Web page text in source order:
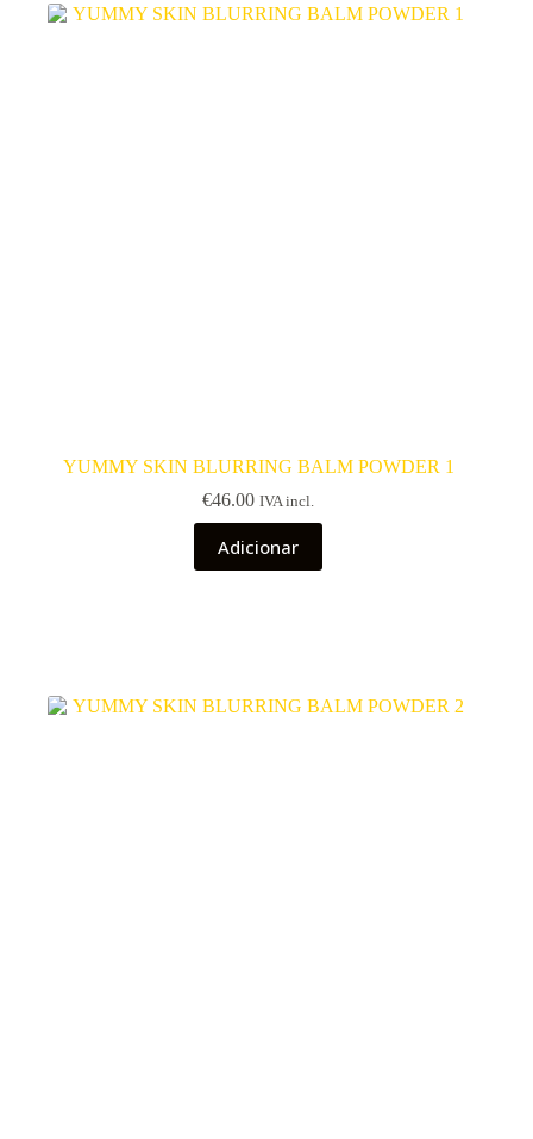
be
YUMMY SKIN BLURRING BALM POWDER 1
€46.00 IVA incl.
Adicionar